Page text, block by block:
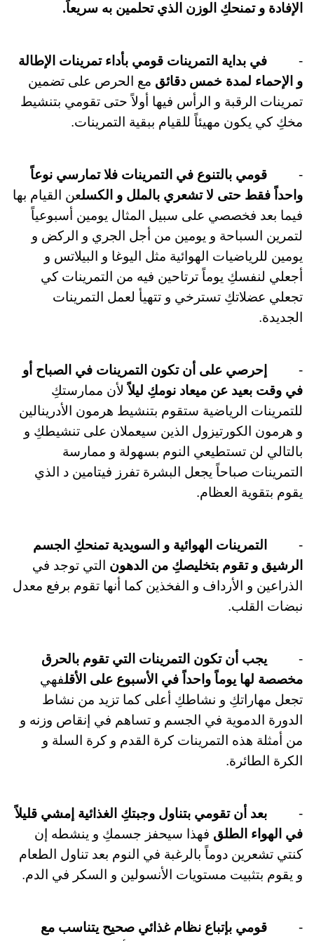
الإفادة و تمنحكِ الوزن الذي تحلمين به سريعاً.
-
في بداية التمرينات قومي بأداء تمرينات الإطالة
و الإحماء لمدة خمس دقائقمع الحرص على تضمين
تمرينات الرقبة و الرأس فيها أولاً حتى تقومي بتنشيط
مخكِ كي يكون مهيئاً للقيام ببقية التمرينات.
-
قومي بالتنوع في التمرينات فلا تمارسي نوعاً
واحداً فقط حتى لا تشعري بالملل و الكسلعن القيام بها
فيما بعد فخصصي على سبيل المثال يومين أسبوعياً
لتمرين السباحة و يومين من أجل الجري و الركض و
يومين للرياضيات الهوائية مثل اليوغا و البيلاتس و
أجعلي لنفسكِ يوماً ترتاحين فيه من التمرينات كي
تجعلي عضلاتكِ تسترخي و تتهيأ لعمل التمرينات
الجديدة.
-
إحرصي على أن تكون التمرينات في الصباح أو
في وقت بعيد عن ميعاد نومكِ ليلاًلأن ممارستكِ
للتمرينات الرياضية ستقوم بتنشيط هرمون الأدرينالين
و هرمون الكورتيزول الذين سيعملان على تنشيطكِ و
بالتالي لن تستطيعي النوم بسهولة و ممارسة
التمرينات صباحاً يجعل البشرة تفرز فيتامين د الذي
يقوم بتقوية العظام.
-
التمرينات الهوائية و السويدية تمنحكِ الجسم
الرشيق و تقوم بتخليصكِ من الدهونالتي توجد في
الذراعين و الأرداف و الفخذين كما أنها تقوم برفع معدل
نبضات القلب.
-
يجب أن تكون التمرينات التي تقوم بالحرق
مخصصة لها يوماً واحداً في الأسبوع على الأقلفهي
تجعل مهاراتكِ و نشاطكِ أعلى كما تزيد من نشاط
الدورة الدموية في الجسم و تساهم في إنقاص وزنه و
من أمثلة هذه التمرينات كرة القدم و كرة السلة و
الكرة الطائرة.
-
بعد أن تقومي بتناول وجبتكِ الغذائية إمشي قليلاً
في الهواء الطلقفهذا سيحفز جسمكِ و ينشطه إن
كنتي تشعرين دوماً بالرغبة في النوم بعد تناول الطعام
و يقوم بتثبيت مستويات الأنسولين و السكر في الدم.
-
قومي بإتباع نظام غذائي صحيح يتناسب مع